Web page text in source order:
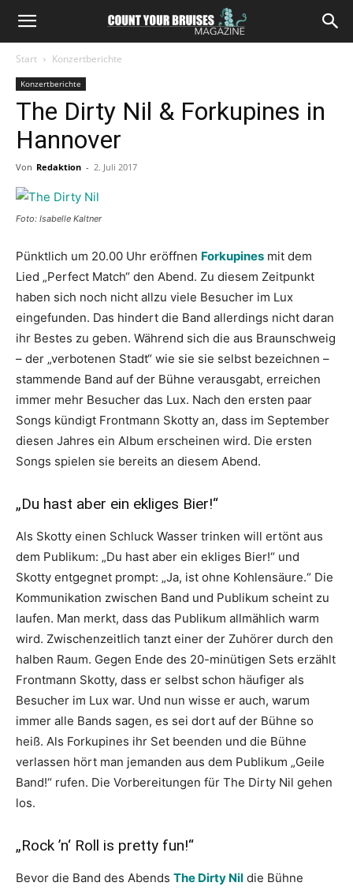
Start Konzertberichte
Konzertberichte
The Dirty Nil & Forkupines in
Hannover
Von Redaktion - 2. Juli 2017
Foto: Isabelle Kaltner
Pünktlich um 20.00 Uhr eröffnen Forkupines mit dem
Lied „Perfect Match“ den Abend. Zu diesem Zeitpunkt
haben sich noch nicht allzu viele Besucher im Lux
eingefunden. Das hindert die Band allerdings nicht daran
ihr Bestes zu geben. Während sich die aus Braunschweig
– der „verbotenen Stadt“ wie sie sie selbst bezeichnen –
stammende Band auf der Bühne verausgabt, erreichen
immer mehr Besucher das Lux. Nach den ersten paar
Songs kündigt Frontmann Skotty an, dass im September
diesen Jahres ein Album erscheinen wird. Die ersten
Songs spielen sie bereits an diesem Abend.
„Du hast aber ein ekliges Bier!“
Als Skotty einen Schluck Wasser trinken will ertönt aus
dem Publikum: „Du hast aber ein ekliges Bier!“ und
Skotty entgegnet prompt: „Ja, ist ohne Kohlensäure.“ Die
Kommunikation zwischen Band und Publikum scheint zu
laufen. Man merkt, dass das Publikum allmählich warm
wird. Zwischenzeitlich tanzt einer der Zuhörer durch den
halben Raum. Gegen Ende des 20-minütigen Sets erzählt
Frontmann Skotty, dass er selbst schon häufiger als
Besucher im Lux war. Und nun wisse er auch, warum
immer alle Bands sagen, es sei dort auf der Bühne so
heiß. Als Forkupines ihr Set beenden und die Bühne
verlassen hört man jemanden aus dem Publikum „Geile
Band!“ rufen. Die Vorbereitungen für The Dirty Nil gehen
los.
„Rock ’n‘ Roll is pretty fun!“
Bevor die Band des Abends The Dirty Nil die Bühne